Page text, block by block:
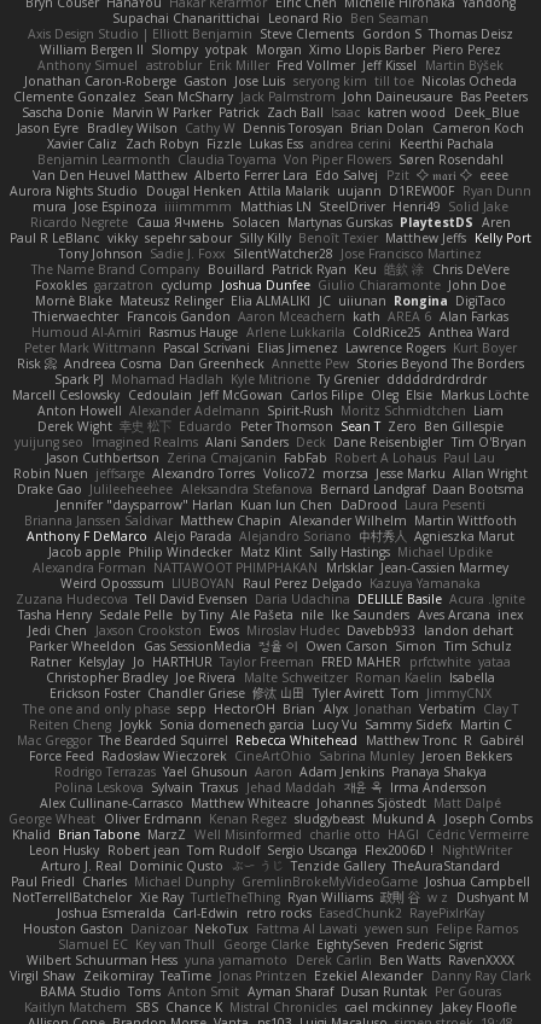
Supachai Chanarittichai
Leonard Rio Ben Seaman
Axis Design Studio | Elliott Benjamin Steve Clements Gordon S Thomas Deisz
William Bergen II Slompy yotpak Morgan Ximo Llopis Barber Piero Perez
Anthony Simuel astroblur Erik Miller Fred Vollmer Jeff Kissel
Martin Býšek
Jonathan Caron-Roberge Gaston Jose Luis seryong kim till toe Nicolas Ocheda
Clemente Gonzalez Sean McSharry Jack Palmstrom John Daineusaure Bas Peeters
Sascha Donie Marvin W Parker Patrick Zach Ball Isaac katren wood
Deek_Blue
Jason Eyre Bradley Wilson Cathy W Dennis Torosyan Brian Dolan
Cameron Koch
Xavier Caliz
Zach Robyn Fizzle Lukas Ess andrea cerini
Keerthi Pachala
Benjamin Learmonth Claudia Toyama Von Piper Flowers Søren Rosendahl
Van Den Heuvel Matthew Alberto Ferrer Lara Edo Salvej Pzit ✧ 𝔪𝔞𝔯𝔦 ✧ eeee
Aurora Nights Studio
Dougal Henken Attila Malarik uujann D1REW00F Ryan Dunn
mura Jose Espinoza iiiimmmm Matthias LN SteelDriver Henri49 Solid Jake
Ricardo Negrete Саша Ячмень Solacen Martynas Gurskas PlaytestDS Aren
Paul R LeBlanc vikky sepehr sabour Silly Killy Benoît Texier Matthew Jeffs Kelly Port
Tony Johnson Sadie J. Foxx SilentWatcher28 Jose Francisco Martinez
The Name Brand Company Bouillard Patrick Ryan Keu 皓欽 涂 Chris DeVere
Foxokles garzatron cyclump Joshua Dunfee Giulio Chiaramonte John Doe
Mornè Blake Mateusz Relinger Elia ALMALIKI JC uiiunan Rongina DigiTaco
Thierwaechter Francois Gandon Aaron Mceachern kath AREA 6 Alan Farkas
Humoud Al-Amiri Rasmus Hauge Arlene Lukkarila ColdRice25 Anthea Ward
Peter Mark Wittmann Pascal Scrivani Elias Jimenez Lawrence Rogers Kurt Boyer
Risk 📀 Andreea Cosma Dan Greenheck Annette Pew Stories Beyond The Borders
Spark PJ Mohamad Hadlah Kyle Mitrione Ty Grenier dddddrdrdrdrdr
Marcell Ceslowsky Cedoulain Jeff McGowan Carlos Filipe Oleg Elsie Markus Löchte
Anton Howell Alexander Adelmann Spirit-Rush Moritz Schmidtchen Liam
Derek Wight 幸史 松下 Eduardo Peter Thomson Sean T Zero Ben Gillespie
yuijung seo
Imagined Realms Alani Sanders Deck Dane Reisenbigler Tim O'Bryan
Jason Cuthbertson Zerina Cmajcanin FabFab Robert A Lohaus Paul Lau
Robin Nuen jeffsarge Alexandro Torres Volico72 morzsa Jesse Marku Allan Wright
Drake Gao Julileeheehee Aleksandra Stefanova Bernard Landgraf Daan Bootsma
Jennifer "daysparrow" Harlan Kuan lun Chen DaDrood Laura Pesenti
Brianna Janssen Saldivar Matthew Chapin Alexander Wilhelm Martin Wittfooth
Anthony F DeMarco Alejo Parada Alejandro Soriano 中村秀人 Agnieszka Marut
Jacob apple Philip Windecker Matz Klint Sally Hastings Michael Updike
Alexandra Forman NATTAWOOT PHIMPHAKAN MrIsklar Jean-Cassien Marmey
Weird Oposssum LIUBOYAN Raul Perez Delgado Kazuya Yamanaka
Zuzana Hudecova Tell David Evensen Daria Udachina DELILLE Basile Acura .Ignite
Tasha Henry Sedale Pelle by Tiny Ale Pašeta nile Ike Saunders Aves Arcana inex
Jedi Chen
Jaxson Crookston Ewos Miroslav Hudec Davebb933
landon dehart
Parker Wheeldon
Gas SessionMedia 정율 이 Owen Carson Simon Tim Schulz
Ratner KelsyJay Jo HARTHUR Taylor Freeman FRED MAHER prfctwhite yataa
Christopher Bradley Joe Rivera Malte Schweitzer Roman Kaelin Isabella
Erickson Foster Chandler Griese 修汰 山田 Tyler Avirett Tom JimmyCNX
The one and only phase sepp HectorOH Brian Alyx Jonathan Verbatim Clay T
Reiten Cheng Joykk Sonia domenech garcia Lucy Vu Sammy Sidefx Martin C
Mac Greggor The Bearded Squirrel Rebecca Whitehead Matthew Tronc R Gabirél
Force Feed Radosław Wieczorek CineArtOhio Sabrina Munley Jeroen Bekkers
Rodrigo Terrazas Yael Ghusoun Aaron Adam Jenkins Pranaya Shakya
Polina Leskova Sylvain Traxus Jehad Maddah 재윤 옥 Irma Andersson
Alex Cullinane-Carrasco Matthew Whiteacre Johannes Sjöstedt Matt Dalpé
George Wheat Oliver Erdmann Kenan Regez sludgybeast Mukund A Joseph Combs
Khalid Brian Tabone MarzZ Well Misinformed charlie otto HAGI Cédric Vermeirre
Leon Husky Robert jean Tom Rudolf Sergio Uscanga Flex2006D !
NightWriter
Arturo J. Real Dominic Qusto ぶー うじ Tenzide Gallery TheAuraStandard
Paul Friedl Charles Michael Dunphy GremlinBrokeMyVideoGame Joshua Campbell
NotTerrellBatchelor Xie Ray TurtleTheThing Ryan Williams 政則 谷 w z
Dushyant M
Joshua Esmeralda Carl-Edwin retro rocks EasedChunk2 RayePixlrKay
Houston Gaston Danizoar NekoTux Fattma Al Lawati yewen sun Felipe Ramos
Slamuel EC Key van Thull George Clarke EightySeven Frederic Sigrist
Wilbert Schuurman Hess yuna yamamoto Derek Carlin Ben Watts RavenXXXX
Virgil Shaw Zeikomiray TeaTime Jonas Printzen Ezekiel Alexander Danny Ray Clark
BAMA Studio Toms Anton Smit Ayman Sharaf Dusan Runtak Per Gouras
Kaitlyn Matchem
SBS Chance K Mistral Chronicles cael mckinney Jakey Floofle